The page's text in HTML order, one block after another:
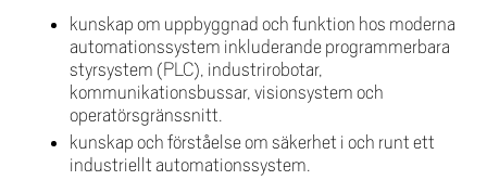
kunskap om uppbyggnad och funktion hos moderna
automationssystem inkluderande programmerbara
styrsystem (PLC), industrirobotar,
kommunikationsbussar, visionsystem och
operatörsgränssnitt.
kunskap och förståelse om säkerhet i och runt ett
industriellt automationssystem.